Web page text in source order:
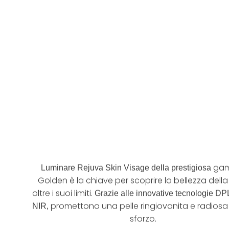
Luminare Rejuva Skin Visage della prestigiosa
Golden è la chiave per scoprire la bellezza
oltre i suoi limiti. Grazie alle innovative tecnologie
NIR, promettono una pelle ringiovanita e
sforzo.